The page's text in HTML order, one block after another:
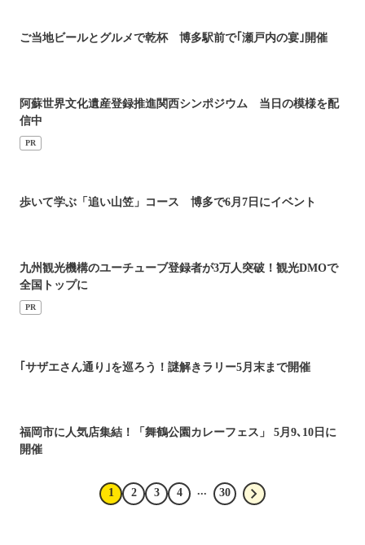
ご当地ビールとグルメで乾杯 博多駅前で｢瀬戸内の宴｣開催
阿蘇世界文化遺産登録推進関西シンポジウム 当日の模様を配
信中
PR
歩いて学ぶ「追い山笠」コース 博多で6月7日にイベント
九州観光機構のユーチューブ登録者が3万人突破！観光DMOで
全国トップに
PR
｢サザエさん通り｣を巡ろう！謎解きラリー5月末まで開催
福岡市に人気店集結！「舞鶴公園カレーフェス」 5月9､10日に
開催
1 2 3 4 ... 30